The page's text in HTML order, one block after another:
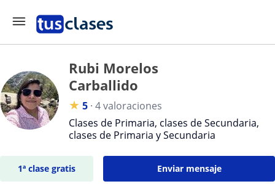
Rubi Morelos
Carballido
★ 5 · 4 valoraciones
Clases de Primaria, clases de Secundaria,
clases de Primaria y Secundaria
1ª clase gratis Enviar mensaje